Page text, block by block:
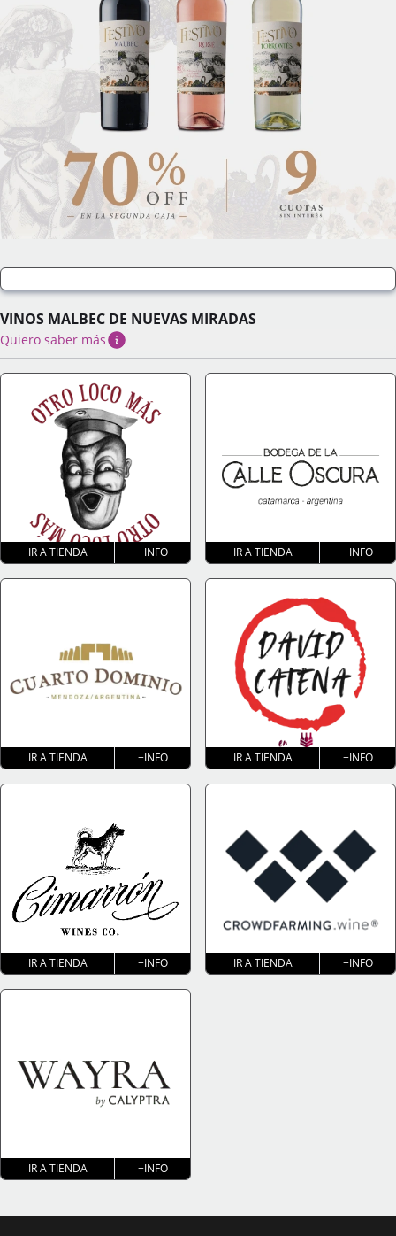
VINOS MALBEC DE NUEVAS MIRADAS
Quiero saber más
IR A TIENDA +INFO IR A TIENDA +INFO
IR A TIENDA +INFO IR A TIENDA +INFO
IR A TIENDA +INFO IR A TIENDA +INFO
IR A TIENDA +INFO